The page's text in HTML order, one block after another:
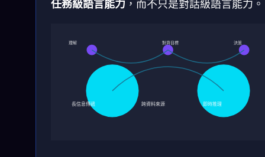
任務級語言能力 ，而不只是對話級語言能力。
長信息傳遞 即時推理
跨資料來源
理解 對齊目標 決策